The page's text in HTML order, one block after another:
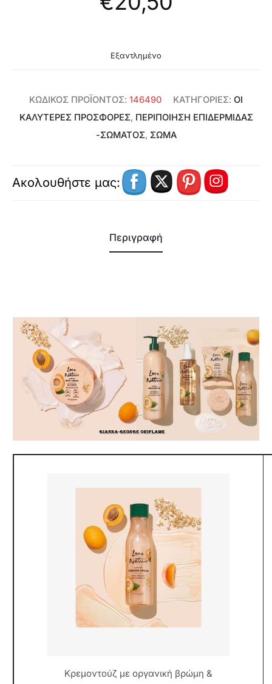
Εξαντλημένο
ΚΩΔΙΚΌΣ ΠΡΟΪΌΝΤΟΣ: 146490 ΚΑΤΗΓΟΡΊΕΣ: ΟΙ
ΚΑΛΥΤΕΡΕΣ ΠΡΟΣΦΟΡΕΣ, ΠΕΡΙΠΟΊΗΣΗ ΕΠΙΔΕΡΜΊΔΑΣ
-ΣΏΜΑΤΟΣ, ΣΩΜΑ
Ακολουθήστε μας:
Περιγραφή
Κρεμοντούζ με οργανική βρώμη &